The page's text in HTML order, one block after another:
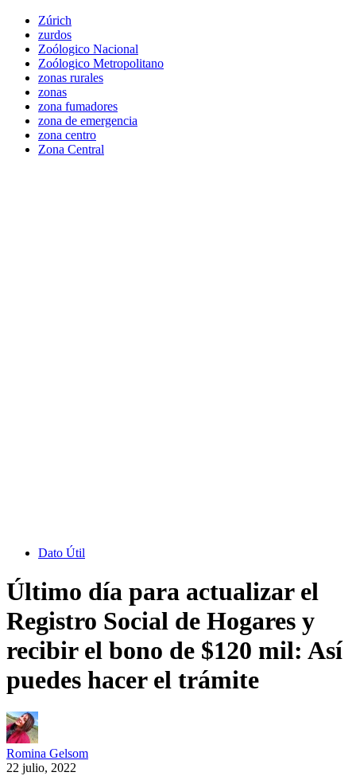
Zúrich
zurdos
Zoólogico Nacional
Zoólogico Metropolitano
zonas rurales
zonas
zona fumadores
zona de emergencia
zona centro
Zona Central
Dato Útil
Último día para actualizar el
Registro Social de Hogares y
recibir el bono de $120 mil: Así
puedes hacer el trámite
Romina Gelsom
22 julio, 2022